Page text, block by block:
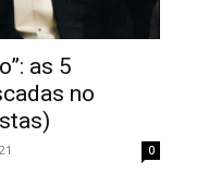
as 5
no
0